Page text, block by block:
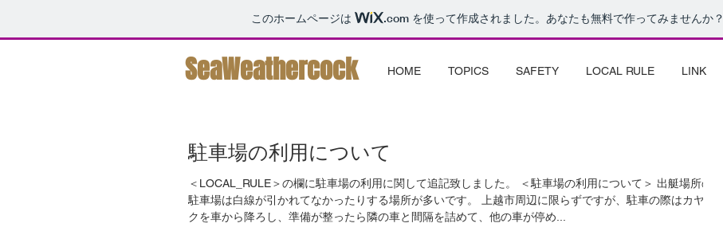
このホームページは .com を使って作成されました。あなたも無料で作ってみませんか？
HOME TOPICS SAFETY LOCAL RULE LINK
SeaWeathercock
駐車場の利用について
＜LOCAL_RULE＞の欄に駐車場の利用に関して追記致しました。 ＜駐車場の利用について＞ 出艇場所の
駐車場は白線が引かれてなかったりする場所が多いです。 上越市周辺に限らずですが、駐車の際はカヤッ
クを車から降ろし、準備が整ったら隣の車と間隔を詰めて、他の車が停め...